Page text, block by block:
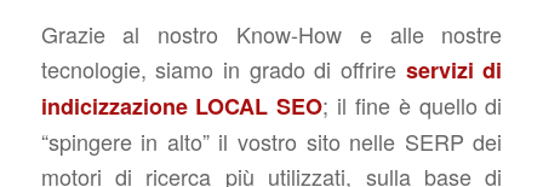
Grazie al nostro Know-How e alle nostre
tecnologie, siamo in grado di offrire servizi di
indicizzazione LOCAL SEO; il fine è quello di
“spingere in alto” il vostro sito nelle SERP dei
motori di ricerca più utilizzati, sulla base di